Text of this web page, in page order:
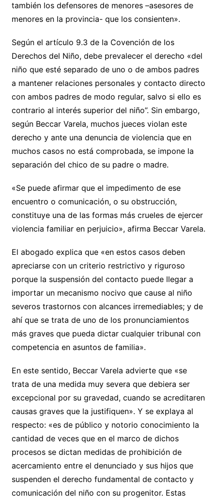
también los defensores de menores –asesores de
menores en la provincia- que los consienten».
Según el artículo 9.3 de la Covención de los
Derechos del Niño, debe prevalecer el derecho «del
niño que esté separado de uno o de ambos padres
a mantener relaciones personales y contacto directo
con ambos padres de modo regular, salvo si ello es
contrario al interés superior del niño”. Sin embargo,
según Beccar Varela, muchos jueces violan este
derecho y ante una denuncia de violencia que en
muchos casos no está comprobada, se impone la
separación del chico de su padre o madre.
«Se puede afirmar que el impedimento de ese
encuentro o comunicación, o su obstrucción,
constituye una de las formas más crueles de ejercer
violencia familiar en perjuicio», afirma Beccar Varela.
El abogado explica que «en estos casos deben
apreciarse con un criterio restrictivo y riguroso
porque la suspensión del contacto puede llegar a
importar un mecanismo nocivo que cause al niño
severos trastornos con alcances irremediables; y de
ahí que se trata de uno de los pronunciamientos
más graves que pueda dictar cualquier tribunal con
competencia en asuntos de familia».
En este sentido, Beccar Varela advierte que «se
trata de una medida muy severa que debiera ser
excepcional por su gravedad, cuando se acreditaren
causas graves que la justifiquen». Y se explaya al
respecto: «es de público y notorio conocimiento la
cantidad de veces que en el marco de dichos
procesos se dictan medidas de prohibición de
acercamiento entre el denunciado y sus hijos que
suspenden el derecho fundamental de contacto y
comunicación del niño con su progenitor. Estas